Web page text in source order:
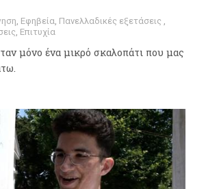
, Εφηβεία, Πανελλαδικές εξετάσεις ,
, Επιτυχία
μόνο ένα μικρό σκαλοπάτι που μας